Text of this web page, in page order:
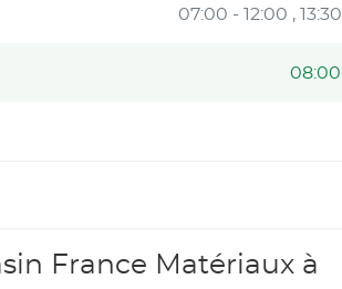
07:00 - 12:00 13:30
08:00
France Matériaux à